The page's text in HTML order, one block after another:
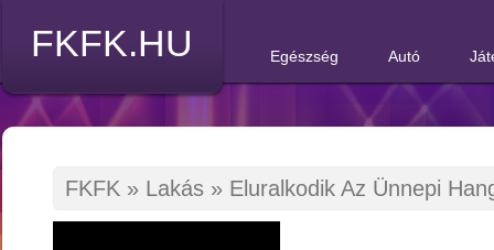
FKFK.HU Egészség Autó
FKFK » Lakás » Eluralkodik Az Ünnepi